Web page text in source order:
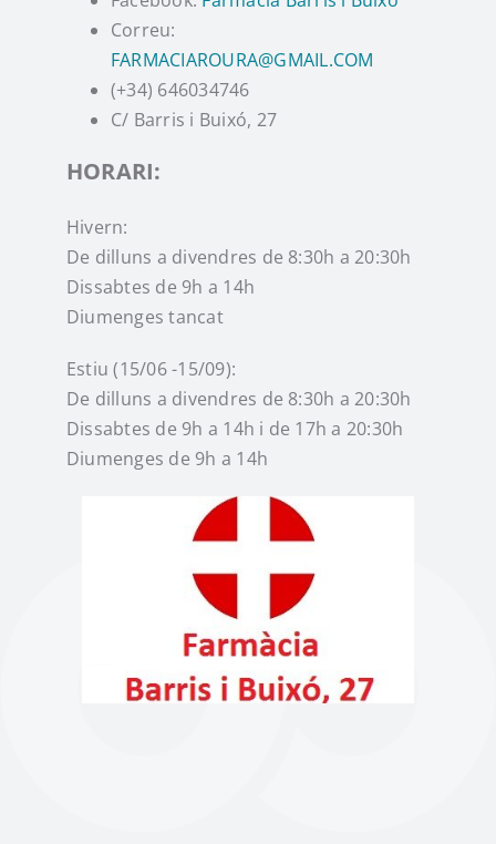
Instagram
Correu:
FARMACIAROURA@GMAIL.COM
(+34) 646034746
C/ Barris i Buixó, 27
HORARI:
Hivern:
De dilluns a divendres de 8:30h a 20:30h
Dissabtes de 9h a 14h
Diumenges tancat
Estiu (15/06 -15/09):
De dilluns a divendres de 8:30h a 20:30h
Dissabtes de 9h a 14h i de 17h a 20:30h
Diumenges de 9h a 14h